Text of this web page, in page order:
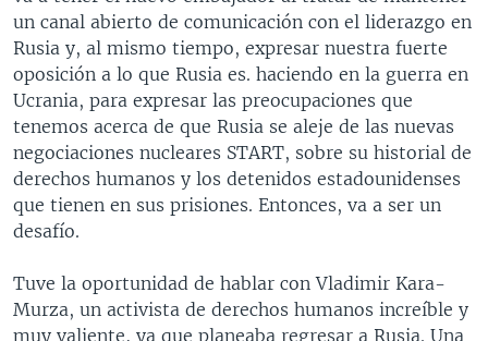
un canal abierto de comunicación con el liderazgo en
Rusia y, al mismo tiempo, expresar nuestra fuerte
oposición a lo que Rusia es. haciendo en la guerra en
Ucrania, para expresar las preocupaciones que
tenemos acerca de que Rusia se aleje de las nuevas
negociaciones nucleares START, sobre su historial de
derechos humanos y los detenidos estadounidenses
que tienen en sus prisiones. Entonces, va a ser un
desafío.
Tuve la oportunidad de hablar con Vladimir Kara-
Murza, un activista de derechos humanos increíble y
muy valiente, ya que planeaba regresar a Rusia. Una